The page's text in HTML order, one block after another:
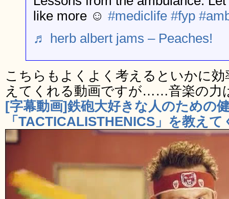
like more ☺️ #mediclife #fyp
♬ herb albert jams – Peaches!
こちらもよくよく考えるといかに
えてくれる動画ですが……音楽の力
[字幕動画]鉄砲大好きな人のための
「TACTICALISTHENICS」を教え